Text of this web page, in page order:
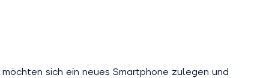
sich ein neues Smartphone zulegen und